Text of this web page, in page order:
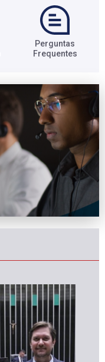
Perguntas
Frequentes​